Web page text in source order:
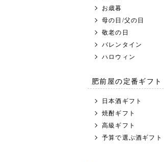
お歳暮
母の日/父の日
敬老の日
バレンタイン
ハロウィン
肥前屋の定番ギフト
日本酒ギフト
焼酎ギフト
高級ギフト
予算で選ぶ酒ギフト